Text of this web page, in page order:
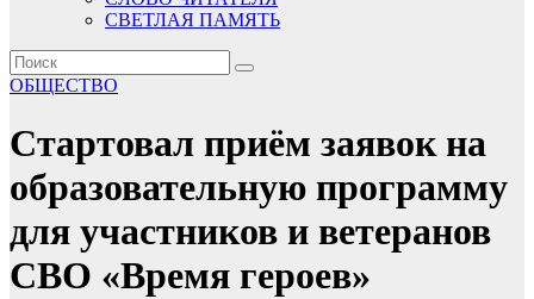
СВЕТЛАЯ ПАМЯТЬ
ОБЩЕСТВО
Стартовал приём заявок на
образовательную программу
для участников и ветеранов
СВО «Время героев»